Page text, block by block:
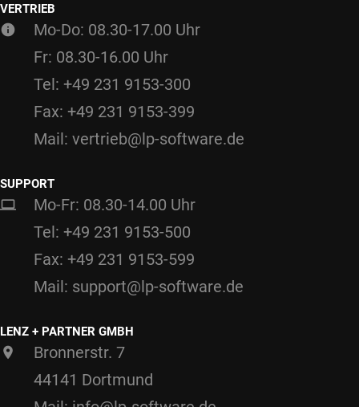
VERTRIEB
Mo-Do: 08.30-17.00 Uhr
Fr: 08.30-16.00 Uhr
Tel: +49 231 9153-300
Fax: +49 231 9153-399
Mail: vertrieb@lp-software.de
SUPPORT
Mo-Fr: 08.30-14.00 Uhr
Tel: +49 231 9153-500
Fax: +49 231 9153-599
Mail: support@lp-software.de
LENZ + PARTNER GMBH
Bronnerstr. 7
44141 Dortmund